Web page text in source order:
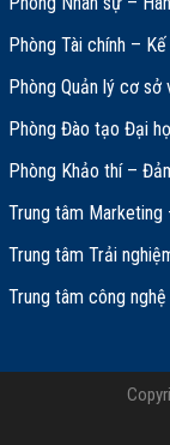
Phòng Tài chính –
Phòng Quản lý cơ
Phòng Đào tạo Đại
Phòng Khảo thí –
Trung tâm Marketing
Trung tâm Trải
Trung tâm công